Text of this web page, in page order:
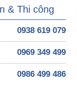
& Thi công
0938 619 079
0969 349 499
0986 499 486